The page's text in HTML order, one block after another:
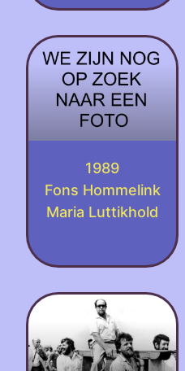
1989
Fons Hommelink
Maria Luttikhold